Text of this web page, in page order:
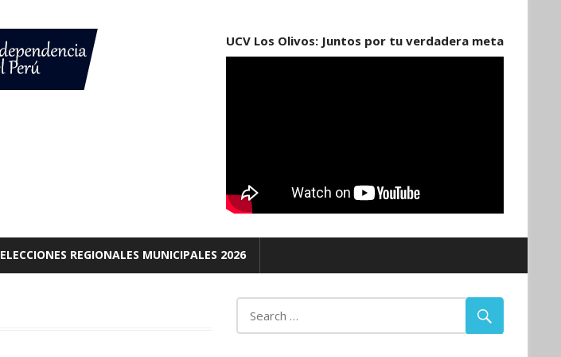
UCV Los Olivos: Juntos por tu verdadera meta
ELECCIONES REGIONALES MUNICIPALES 2026